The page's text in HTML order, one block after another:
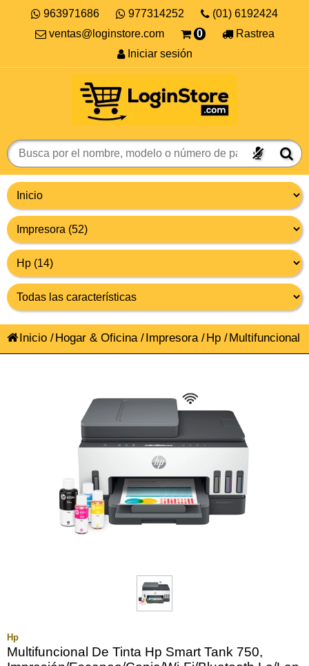
963971686 977314252
(01) 6192424
ventas@loginstore.com
0
Rastrea
Iniciar sesión
Inicio /Hogar & Oficina /Impresora /Hp /Multifuncional
Hp
Multifuncional De Tinta Hp Smart Tank 750,